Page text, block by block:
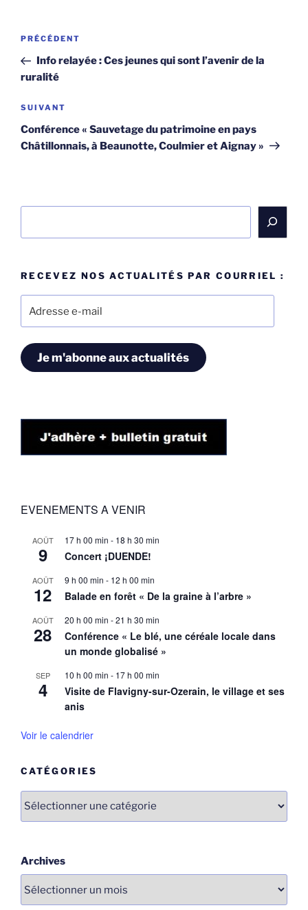
Navigation
l’article
Article
précédent
PRÉCÉDENT
Info relayée : Ces jeunes qui sont l’avenir de la
ruralité
Article
suivant
SUIVANT
Conférence « Sauvetage du patrimoine en pays
Châtillonnais, à Beaunotte, Coulmier et Aignay »
RECEVEZ NOS ACTUALITÉS PAR COURRIEL :
e-
Je m'abonne aux actualités
EVENEMENTS A VENIR
AOÛT
9
17 h 00 min - 18 h 30 min
Concert ¡DUENDE!
AOÛT
12
9 h 00 min - 12 h 00 min
Balade en forêt « De la graine à l’arbre »
AOÛT
28
20 h 00 min -21 h 30 min
Conférence « Le blé, une céréale locale dans
un monde globalisé »
SEP
4
10 h 00 min - 17 h 00 min
Visite de Flavigny-sur-Ozerain, le village et ses
anis
Voir le calendrier
CATÉGORIES
Archives